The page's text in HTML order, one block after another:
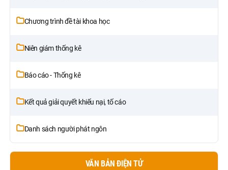
Chương trình đề tài khoa học
Niên giám thống kê
Báo cáo - Thống kê
Kết quả giải quyết khiếu nại, tố cáo
Danh sách người phát ngôn
VĂN BẢN ĐIỆN TỬ